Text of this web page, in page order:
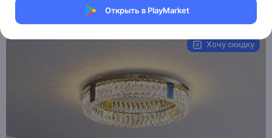
Открыть в PlayMarket
MAI_HE_MAI__AMELLI
Хочу скидку